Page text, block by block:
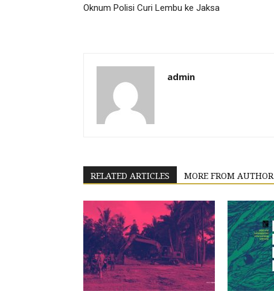
Oknum Polisi Curi Lembu ke Jaksa
admin
RELATED ARTICLES MORE FROM AUTHOR